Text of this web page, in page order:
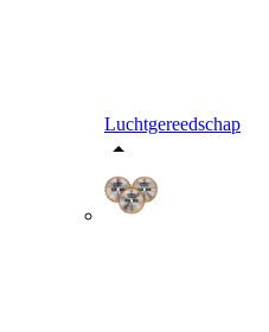
Luchtgereedschap